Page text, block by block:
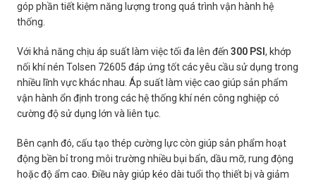
góp phần tiết kiệm năng lượng trong quá trình vận hành hệ
thống.
Với khả năng chịu áp suất làm việc tối đa lên đến 300 PSI , khớp
nối khí nén Tolsen 72605 đáp ứng tốt các yêu cầu sử dụng trong
nhiều lĩnh vực khác nhau. Áp suất làm việc cao giúp sản phẩm
vận hành ổn định trong các hệ thống khí nén công nghiệp có
cường độ sử dụng lớn và liên tục.
Bên cạnh đó, cấu tạo thép cường lực còn giúp sản phẩm hoạt
động bền bỉ trong môi trường nhiều bụi bẩn, dầu mỡ, rung động
hoặc độ ẩm cao. Điều này giúp kéo dài tuổi thọ thiết bị và giảm